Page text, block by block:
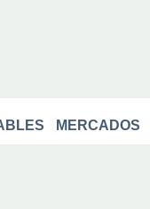
MERCADOS